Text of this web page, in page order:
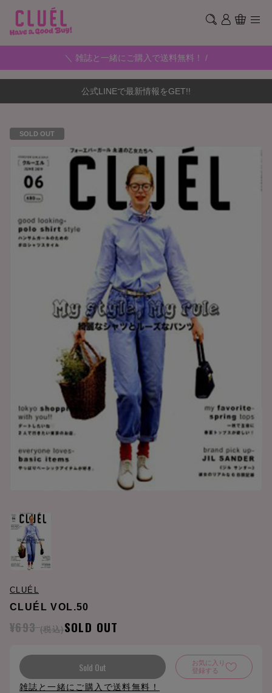
＼ 雑誌と一緒にご購入で送料無料！ /
公式LINEで最新情報をGET!!
SOLD OUT
CLUÉL
CLUÉL VOL.50
¥693 (税込)SOLD OUT
Sold Out
お気に入り
登録する
雑誌と一緒にご購入で送料無料！